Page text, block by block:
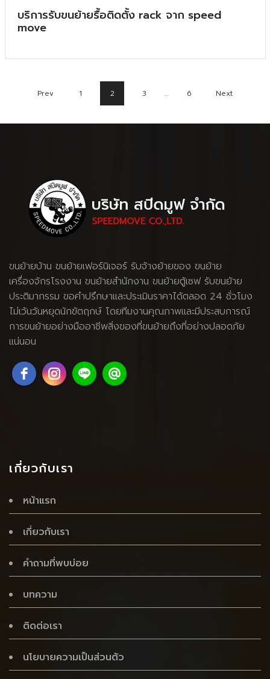
บริการรับขนย้ายรื้อติดตั้ง rack จาก speed
move
Prev 1 2 3 … 6 Next
ขนย้ายบ้าน ขนย้ายเฟอร์นิเจอร์ รับจ้างย้ายของ ขนย้าย
เครื่องจักรโรงงาน ขนย้ายสำนักงาน ขนย้ายตู้เซฟ รับขนย้าย
ประติมากรรม ขอคำปรึกษาและประเมินราคาได้ตลอด 24 ชั่วโมง
ไม่เว้นวันหยุดนักขัตฤกษ์ โดยทีมงานคุณภาพและมีประสบการณ์
การขนย้ายอย่างมืออาชีพสิ่งของที่ขนย้ายถึงที่อย่างปลอดภัย
แน่นอน
เกี่ยวกับเรา
หน้าแรก
เกี่ยวกับเรา
คำถามที่พบบ่อย
บทความ
ติดต่อเรา
นโยบายความเป็นส่วนตัว